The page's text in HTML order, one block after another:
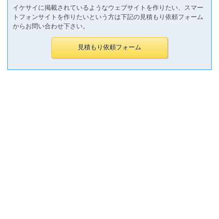
イケサイに掲載されているようなウェブサイトを作りたい、スマー
トフォンサイトを作りたいという方は下記の見積もり依頼フォーム
からお問い合わせ下さい。